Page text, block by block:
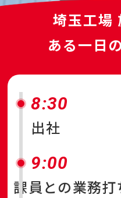
埼玉工場
ある一日
8:30
出社
9:00
課員との業務